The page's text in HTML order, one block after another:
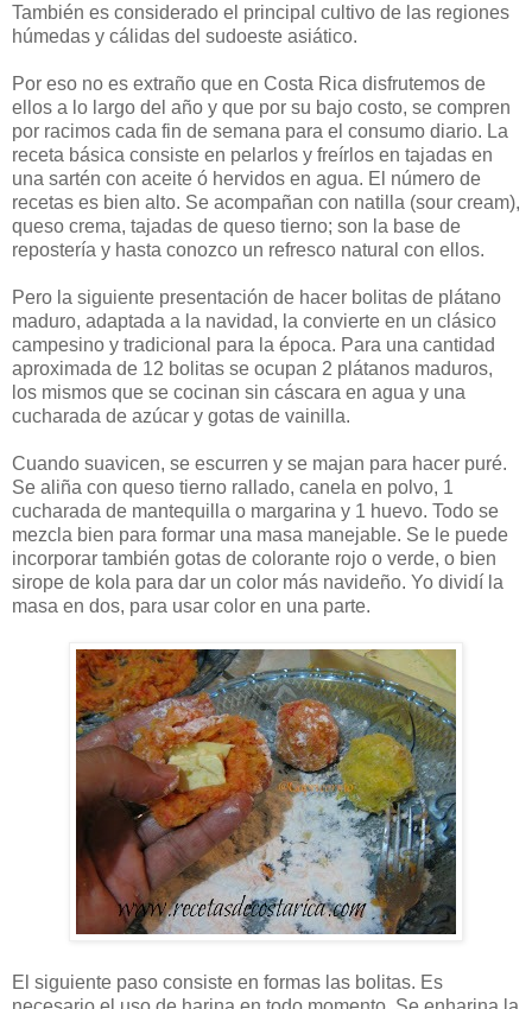
También es considerado el principal cultivo de las regiones
húmedas y cálidas del sudoeste asiático.
Por eso no es extraño que en Costa Rica disfrutemos de
ellos a lo largo del año y que por su bajo costo, se compren
por racimos cada fin de semana para el consumo diario. La
receta básica consiste en pelarlos y freírlos en tajadas en
una sartén con aceite ó hervidos en agua. El número de
recetas es bien alto. Se acompañan con natilla (sour cream),
queso crema, tajadas de queso tierno; son la base de
repostería y hasta conozco un refresco natural con ellos.
Pero la siguiente presentación de hacer bolitas de plátano
maduro, adaptada a la navidad, la convierte en un clásico
campesino y tradicional para la época. Para una cantidad
aproximada de 12 bolitas se ocupan 2 plátanos maduros,
los mismos que se cocinan sin cáscara en agua y una
cucharada de azúcar y gotas de vainilla.
Cuando suavicen, se escurren y se majan para hacer puré.
Se aliña con queso tierno rallado, canela en polvo, 1
cucharada de mantequilla o margarina y 1 huevo. Todo se
mezcla bien para formar una masa manejable. Se le puede
incorporar también gotas de colorante rojo o verde, o bien
sirope de kola para dar un color más navideño. Yo dividí la
masa en dos, para usar color en una parte.
El siguiente paso consiste en formas las bolitas. Es